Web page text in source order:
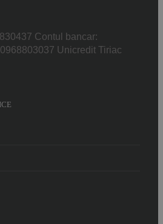
Contul bancar:
Unicredit Tiriac